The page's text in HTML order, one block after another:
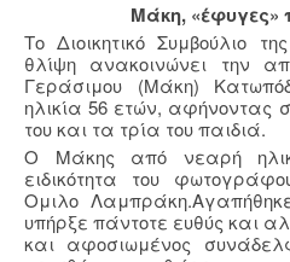
Μάκη, «έφυγες»
Το Διοικητικό Συμβούλιο
θλίψη ανακοινώνει την
Γεράσιμου (Μάκη)
ηλικία 56 ετών, αφήνοντας
του και τα τρία του παιδιά.
Ο Μάκης από νεαρή
ειδικότητα του
Ομιλο
υπήρξε πάντοτε ευθύς και
και αφοσιωμένος